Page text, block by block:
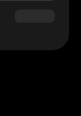
$180.00